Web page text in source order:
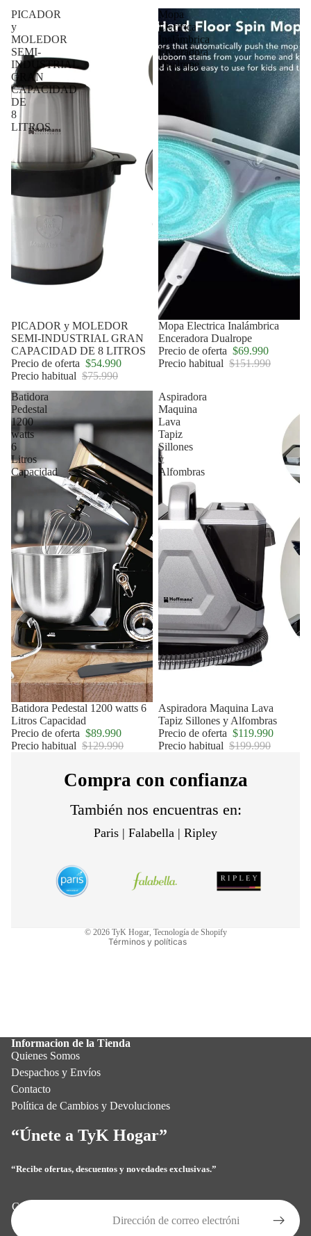
PICADOR
y
MOLEDOR
SEMI-
INDUSTRIAL
GRAN
CAPACIDAD
DE
8
LITROS
Oferta
PICADOR y MOLEDOR
SEMI-INDUSTRIAL GRAN
CAPACIDAD DE 8 LITROS
Precio de oferta $54.990
Precio habitual $75.990
Mopa
Electrica
Inalámbrica
Enceradora
Dualrope
Oferta
Mopa Electrica Inalámbrica
Enceradora Dualrope
Precio de oferta $69.990
Precio habitual $151.990
Batidora
Pedestal
1200
watts
6
Litros
Capacidad
Oferta
Batidora Pedestal 1200 watts 6
Litros Capacidad
Precio de oferta $89.990
Precio habitual $129.990
Aspiradora
Maquina
Lava
Tapiz
Sillones
y
Alfombras
Oferta
Aspiradora Maquina Lava
Tapiz Sillones y Alfombras
Precio de oferta $119.990
Precio habitual $199.990
Compra con confianza
También nos encuentras en:
Paris | Falabella | Ripley
© 2026 TyK Hogar, Tecnología de Shopify
Términos y políticas
Política de reembolso
Términos del servicio
Informacion de la Tienda
Quienes Somos
Despachos y Envíos
Contacto
Política de Cambios y Devoluciones
“Únete a TyK Hogar”
“Recibe ofertas, descuentos y novedades exclusivas.”
Correo electrónico
Política de privacidad